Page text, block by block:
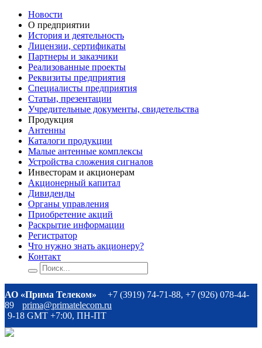
Новости
О предприятии
История и деятельность
Лицензии, сертификаты
Партнеры и заказчики
Реализованные проекты
Реквизиты предприятия
Специалисты предприятия
Статьи, презентации
Учредительные документы, свидетельства
Продукция
Антенны
Каталоги продукции
Малые антенные комплексы
Устройства сложения сигналов
Инвесторам и акционерам
Акционерный капитал
Дивиденды
Органы управления
Приобретение акций
Раскрытие информации
Регистратор
Что нужно знать акционеру?
Контакт
АО «Прима Телеком»
+7 (3919) 74-71-88, +7 (926) 078-44-
89
prima@primatelecom.ru
9-18 GMT +7:00, ПН-ПТ